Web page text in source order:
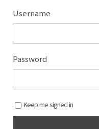
Username
Password
Keep me signed in